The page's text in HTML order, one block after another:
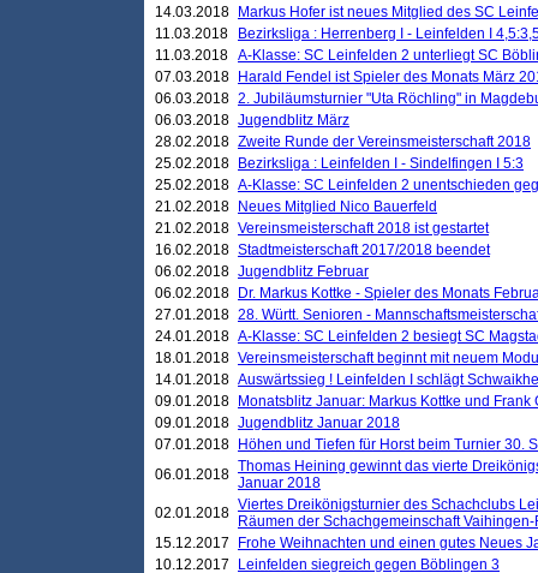
14.03.2018
Markus Hofer ist neues Mitglied des SC
11.03.2018
Bezirksliga : Herrenberg I - Leinfelden I
11.03.2018 A-Klasse: SC Leinfelden 2 unterliegt SC
07.03.2018
Harald Fendel ist Spieler des Monats März
06.03.2018 2. Jubiläumsturnier "Uta Röchling" in
06.03.2018 Jugendblitz März
28.02.2018 Zweite Runde der Vereinsmeisterschaft 2018
25.02.2018
Bezirksliga : Leinfelden I - Sindelfingen I 5:3
25.02.2018 A-Klasse: SC Leinfelden 2 unentschieden
21.02.2018
Neues Mitglied Nico Bauerfeld
21.02.2018 Vereinsmeisterschaft 2018 ist gestartet
16.02.2018 Stadtmeisterschaft 2017/2018 beendet
06.02.2018 Jugendblitz Februar
06.02.2018
Dr. Markus Kottke - Spieler des Monats
27.01.2018 28. Württ. Senioren -
24.01.2018 A-Klasse: SC Leinfelden 2 besiegt SC
18.01.2018 Vereinsmeisterschaft beginnt mit neuem
14.01.2018 Auswärtssieg ! Leinfelden I schlägt
09.01.2018
Monatsblitz Januar: Markus Kottke und
09.01.2018 Jugendblitz Januar 2018
07.01.2018
Höhen und Tiefen für Horst beim Turnier 30.
06.01.2018 Thomas Heining gewinnt das vierte
Januar 2018
02.01.2018 Viertes Dreikönigsturnier des Schachclubs
Räumen der Schachgemeinschaft
15.12.2017
Frohe Weihnachten und einen gutes Neues
10.12.2017
Leinfelden siegreich gegen Böblingen 3